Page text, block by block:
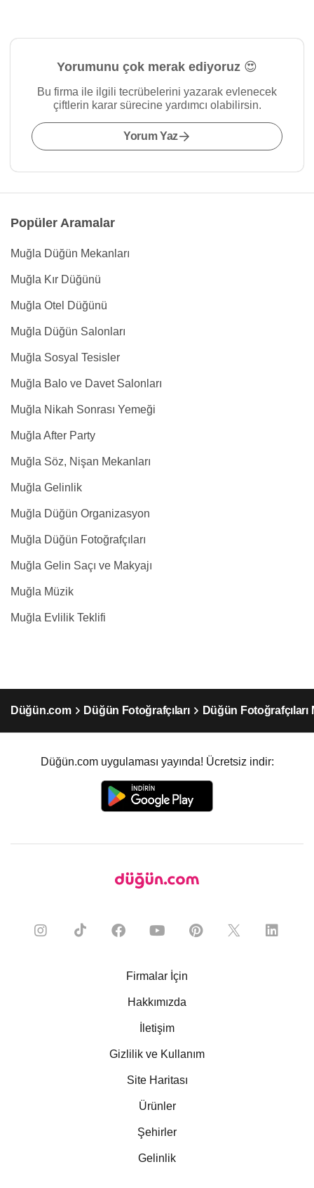
Yorumunu çok merak ediyoruz 😍
Bu firma ile ilgili tecrübelerini yazarak evlenecek
çiftlerin karar sürecine yardımcı olabilirsin.
Yorum Yaz
Popüler Aramalar
Muğla Düğün Mekanları
Muğla Kır Düğünü
Muğla Otel Düğünü
Muğla Düğün Salonları
Muğla Sosyal Tesisler
Muğla Balo ve Davet Salonları
Muğla Nikah Sonrası Yemeği
Muğla After Party
Muğla Söz, Nişan Mekanları
Muğla Gelinlik
Muğla Düğün Organizasyon
Muğla Düğün Fotoğrafçıları
Muğla Gelin Saçı ve Makyajı
Muğla Müzik
Muğla Evlilik Teklifi
Düğün.com Düğün Fotoğrafçıları Düğün Fotoğrafçıları
Düğün.com uygulaması yayında! Ücretsiz indir:
Firmalar İçin
Hakkımızda
İletişim
Gizlilik ve Kullanım
Site Haritası
Ürünler
Şehirler
Gelinlik